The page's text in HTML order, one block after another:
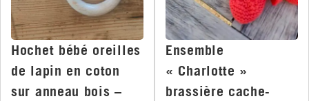
Hochet bébé oreilles
de lapin en coton
sur anneau bois –
Ensemble
« Charlotte »
brassière cache-